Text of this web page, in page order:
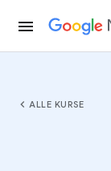
menu
chevron_left ALLE KURSE